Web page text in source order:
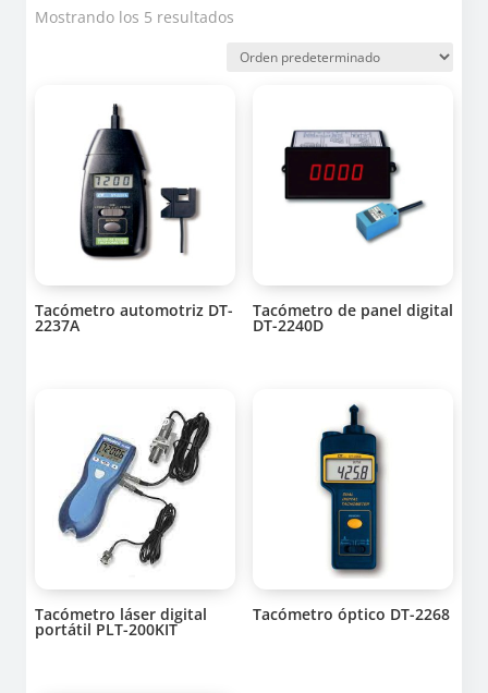
Mostrando los 5 resultados
Tacómetro automotriz DT-
2237A
Tacómetro de panel digital
DT-2240D
Tacómetro láser digital
portátil PLT-200KIT
Tacómetro óptico DT-2268